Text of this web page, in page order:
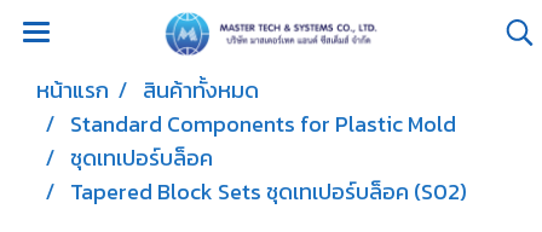
หน้าแรก
สินค้าทั้งหมด
Standard Components for Plastic Mold
ชุดเทเปอร์บล็อค
Tapered Block Sets ชุดเทเปอร์บล็อค (S02)